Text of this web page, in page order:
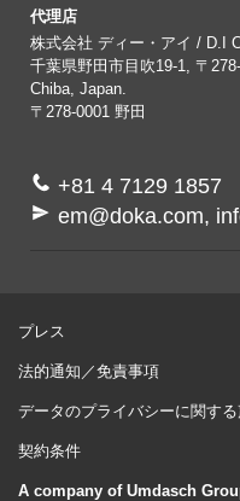
代理店
株式会社 ディー・アイ / D.I
千葉県野田市目吹19-1, 〒
Chiba, Japan.
〒278-0001 野田
+81 4 7129 1857
em@doka.com,
プレス
法的通知／免責事項
データのプライバシーに関する
契約条件
A company of Umdasch